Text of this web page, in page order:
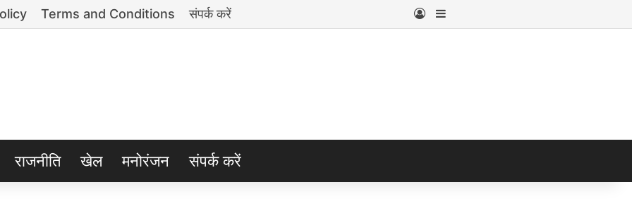
Terms and Conditions संपर्क करें Log InSidebar
राजनीति खेल मनोरंजन संपर्क करें